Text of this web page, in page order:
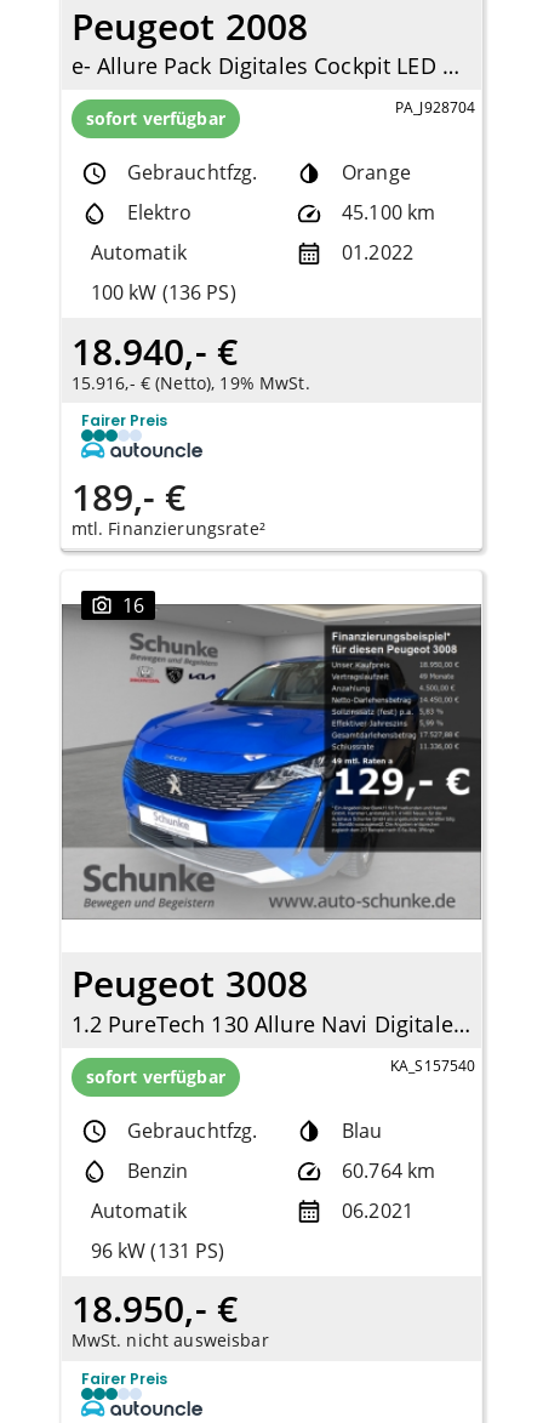
Peugeot 2008
e- Allure Pack Digitales Cockpit LED Apple CarPlay Android Auto Klimaautom Fahrerprofil
sofort verfügbar PA_J928704
Gebrauchtfzg.
Orange
Elektro
45.100 km
Automatik
01.2022
100 kW (136 PS)
18.940,- €
15.916,- € (Netto), 19% MwSt.
Fairer Preis
189,- €
mtl. Finanzierungsrate²
16
Peugeot 3008
1.2 PureTech 130 Allure Navi Digitales Cockpit LED Apple CarPlay Android Auto
sofort verfügbar KA_S157540
Gebrauchtfzg.
Blau
Benzin
60.764 km
Automatik
06.2021
96 kW (131 PS)
18.950,- €
MwSt. nicht ausweisbar
Fairer Preis